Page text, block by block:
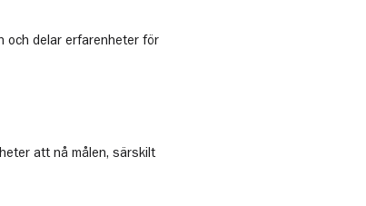
och delar erfarenheter för
att nå målen, särskilt